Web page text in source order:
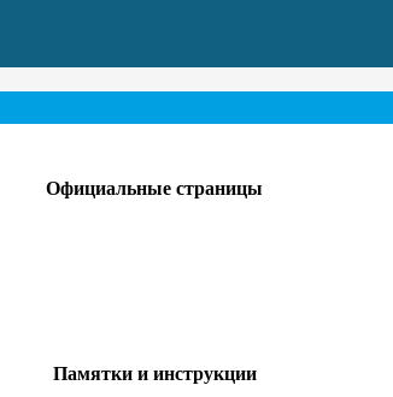
Официальные страницы
Памятки и инструкции